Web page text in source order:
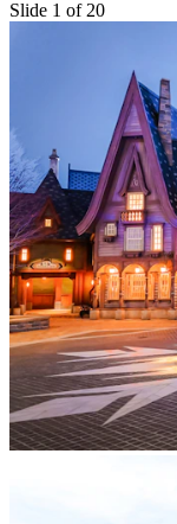
Slide 1 of 20